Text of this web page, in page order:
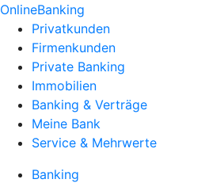
OnlineBanking
Privatkunden
Firmenkunden
Private Banking
Immobilien
Banking & Verträge
Meine Bank
Service & Mehrwerte
Banking